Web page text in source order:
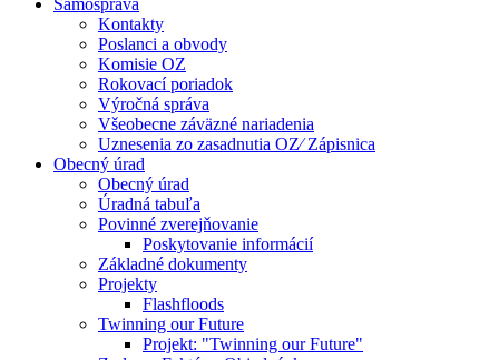
Samospráva
Kontakty
Poslanci a obvody
Komisie OZ
Rokovací poriadok
Výročná správa
Všeobecne záväzné nariadenia
Uznesenia zo zasadnutia OZ⁄ Zápisnica
Obecný úrad
Obecný úrad
Úradná tabuľa
Povinné zverejňovanie
Poskytovanie informácií
Základné dokumenty
Projekty
Flashfloods
Twinning our Future
Projekt: "Twinning our Future"